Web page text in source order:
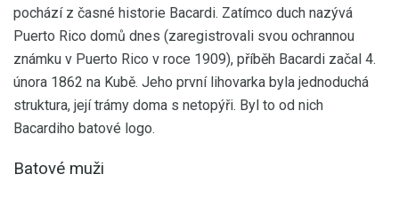
pochází z časné historie Bacardi. Zatímco duch nazývá
Puerto Rico domů dnes (zaregistrovali svou ochrannou
známku v Puerto Rico v roce 1909), příběh Bacardi začal 4.
února 1862 na Kubě. Jeho první lihovarka byla jednoduchá
struktura, její trámy doma s netopýři. Byl to od nich
Bacardiho batové logo.
Batové muži